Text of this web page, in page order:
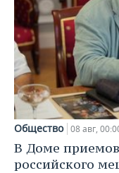
Общество 08 авг,
В Доме
российского